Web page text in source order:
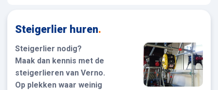
Steigerlier huren.
Steigerlier nodig?
Maak dan kennis met de
steigerlieren van Verno.
Op plekken waar weinig